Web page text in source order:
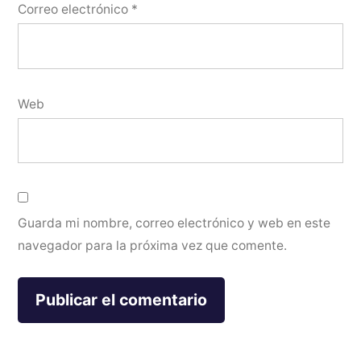
Correo electrónico *
Web
Guarda mi nombre, correo electrónico y web en este
navegador para la próxima vez que comente.